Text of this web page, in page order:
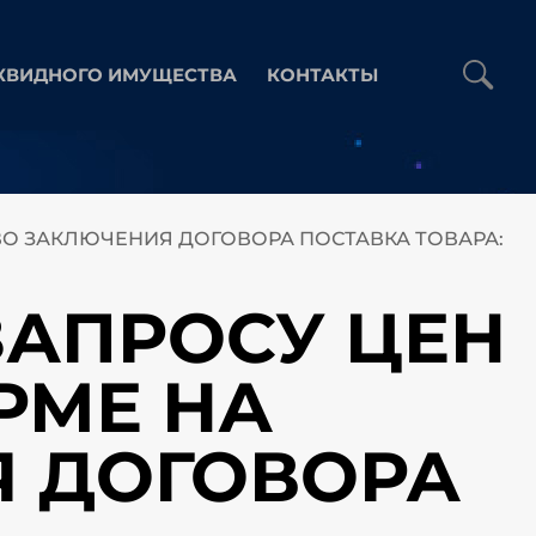
ИМУЩЕСТВА КОНТАКТЫ
ЗАКЛЮЧЕНИЯ ДОГОВОРА ПОСТАВКА ТОВАРА:
ЦЕН
НА
ДОГОВОРА